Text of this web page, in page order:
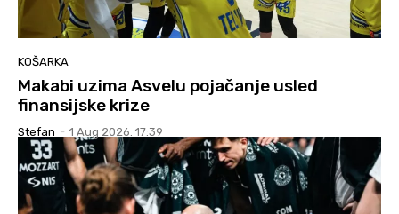
KOŠARKA
Makabi uzima Asvelu pojačanje usled
finansijske krize
Stefan - 1 Aug 2026. 17:39